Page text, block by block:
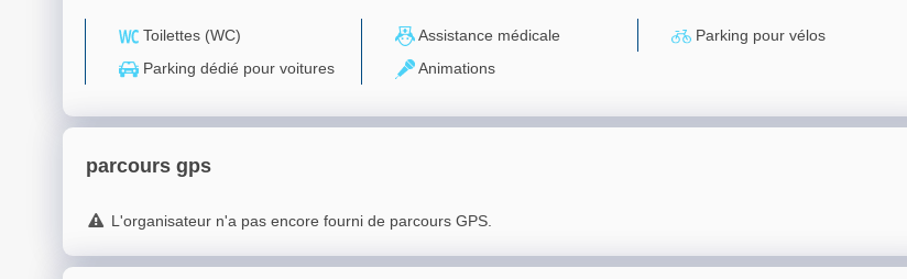
Toilettes (WC) Assistance médicale
Parking pour vélos
Parking dédié pour voitures
Animations
parcours gps
L'organisateur n'a pas encore fourni de parcours GPS.